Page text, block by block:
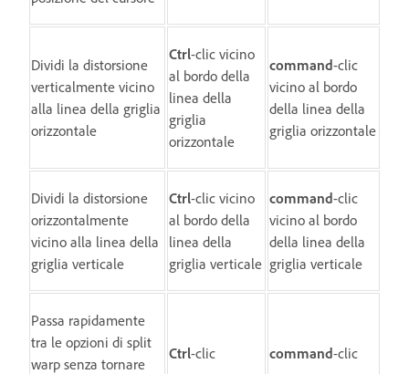
Dividi la distorsione
verticalmente vicino
alla linea della griglia
orizzontale
Ctrl-clic vicino
al bordo della
linea della
griglia
orizzontale
command-clic
vicino al bordo
della linea della
griglia orizzontale
Dividi la distorsione
orizzontalmente
vicino alla linea della
griglia verticale
Ctrl-clic vicino
al bordo della
linea della
griglia verticale
command-clic
vicino al bordo
della linea della
griglia verticale
Passa rapidamente
tra le opzioni di split
warp senza tornare
Ctrl-clic command-clic